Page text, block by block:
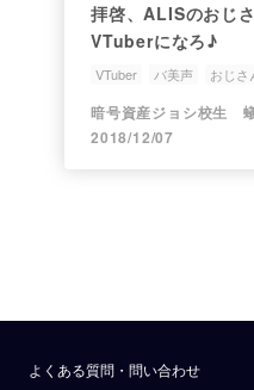
拝啓、ALISのおじ
VTuberになろ♪
VTuber バ美声 おじさ
暗号資産ジョシ校生
2018/12/07
よくある質問・問い合わせ